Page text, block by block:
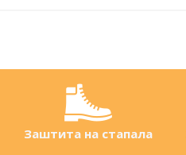
Заштита на стапала